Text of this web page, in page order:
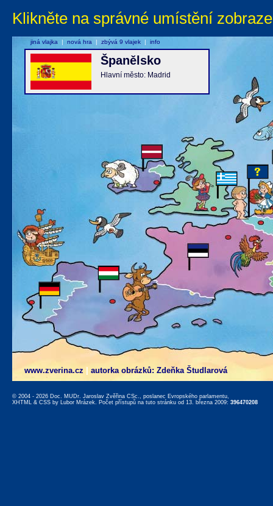
Klikněte na správné umístění
www.zverina.cz autorka obrázků: Zdeňka Študlarová
Španělsko
Hlavní město: Madrid
jiná vlajka | nová hra | zbývá 9 vlajek | info
© 2004 - 2026 Doc. MUDr. Jaroslav Zvěřina CSc., poslanec Evropského parlamentu,
XHTML & CSS by Lubor Mrázek. Počet přístupů na tuto stránku od 13. března 2009: 396470208